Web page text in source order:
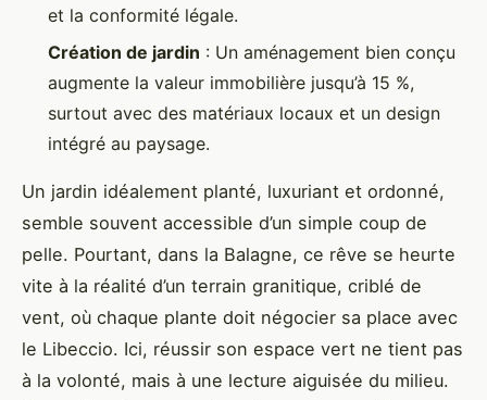
et la conformité légale.
Création de jardin : Un aménagement bien conçu
augmente la valeur immobilière jusqu’à 15 %,
surtout avec des matériaux locaux et un design
intégré au paysage.
Un jardin idéalement planté, luxuriant et ordonné,
semble souvent accessible d’un simple coup de
pelle. Pourtant, dans la Balagne, ce rêve se heurte
vite à la réalité d’un terrain granitique, criblé de
vent, où chaque plante doit négocier sa place avec
le Libeccio. Ici, réussir son espace vert ne tient pas
à la volonté, mais à une lecture aiguisée du milieu.